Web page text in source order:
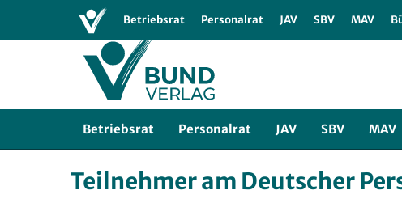
Bund-Verlag Bund SHOP Abo Newsletter
Betriebsrat Personalrat JAV SBV MAV
Betriebsrat Personalrat JAV SBV MAV
Teilnehmer am Deutscher